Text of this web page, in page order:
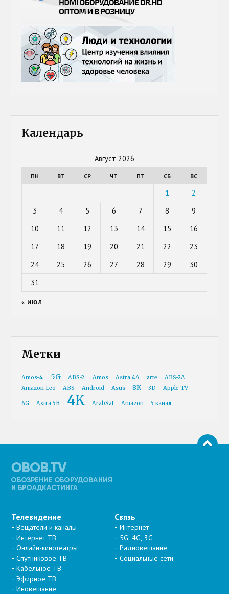
Календарь
Август 2026
ПН ВТ СР ЧТ ПТ СБ ВС
1
2
3
4 5 6 7 8
9
10
11 12 13 14 15
16
17
18 19 20 21 22
23
24
25 26 27 28 29
30
31
« ИЮЛ
Метки
Amos-4 5G ABS-2 Amos Astra 4A arte
ABS-2A
Amazon Leo
ABS Android Asus 8K 3D Apple TV
6G Astra 5B 4K ArabSat Amazon 5 канал
Телевидение
Вещатели и каналы
Интернет ТВ
Онлайн-кинотеатры
Спутниковое ТВ
Кабельное ТВ
Эфирное ТВ
Иновещание
Связь
Интернет
5G, 4G, 3G
Радиовещание
Социальные сети